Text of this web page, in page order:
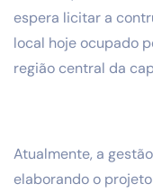
espera licitar a
local hoje ocupado
região central da
Atualmente, a
elaborando o